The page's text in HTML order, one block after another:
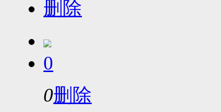
删除
0
0删除